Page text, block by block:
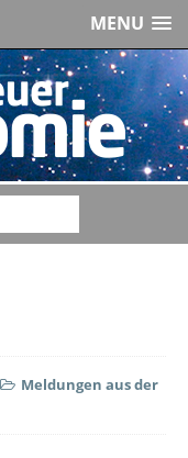
MENU
Meldungen aus der